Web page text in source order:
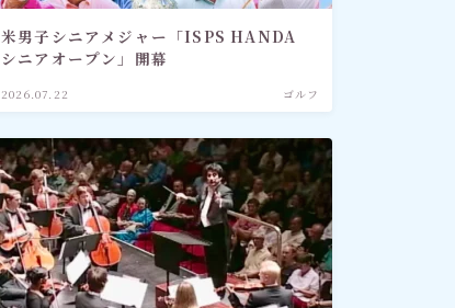
米男子シニアメジャー「ISPS HANDA
シニアオープン」開幕
2026.07.22 ゴルフ